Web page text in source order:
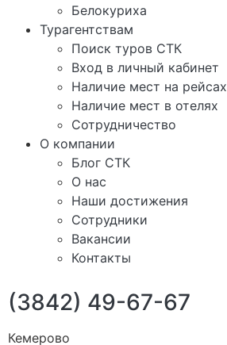
Белокуриха
Турагентствам
Поиск туров СТК
Вход в личный кабинет
Наличие мест на рейсах
Наличие мест в отелях
Сотрудничество
О компании
Блог СТК
О нас
Наши достижения
Сотрудники
Вакансии
Контакты
(3842) 49-67-67
Кемерово